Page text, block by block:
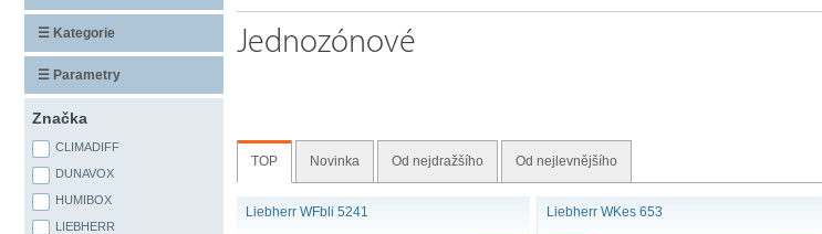
Jednozónové
TOP Novinka Od nejdražšího Od nejlevnějšího
Liebherr WFbli 5241 Liebherr WKes 653
☰ Kategorie
☰ Parametry
Značka
CLIMADIFF
DUNAVOX
HUMIBOX
LIEBHERR